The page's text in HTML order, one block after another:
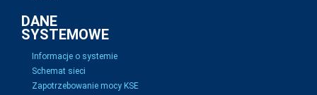
DANE
SYSTEMOWE
Informacje o systemie
Schemat sieci
Zapotrzebowanie mocy KSE